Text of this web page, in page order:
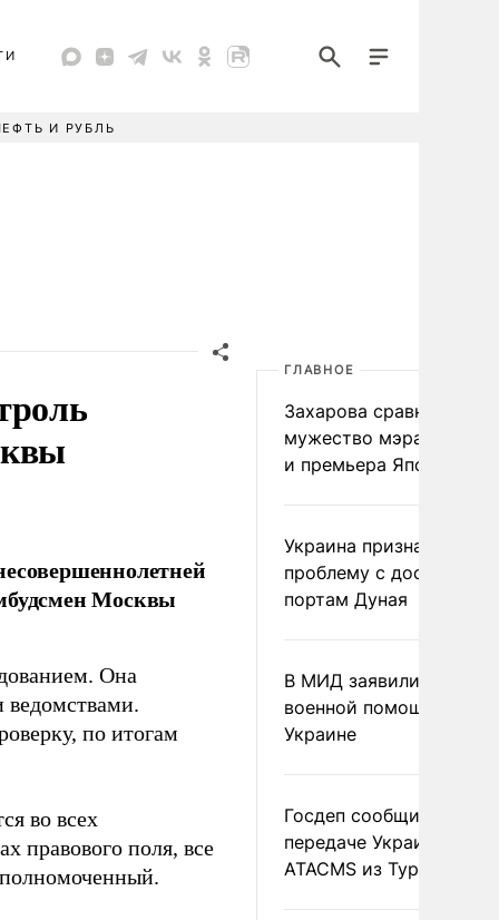
И РУБЛЬ
Москвы
Она
ведомствами.
по итогам
во всех
правового поля, все
ГЛАВНОЕ
Захарова сравнила
мужество мэра
и премьера Японии
Украина признала
проблему с доступом к
портам Дуная
В МИД заявили о
военной помощи
Украине
Госдеп сообщил о
передаче Украине
ATACMS из Турции